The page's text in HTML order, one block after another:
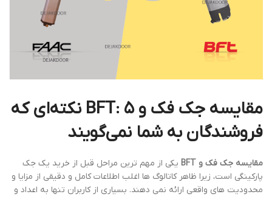
مقایسه جک فک و BFT: ۵ نکته‌ای که
فروشندگان به شما نمی‌گویند
مقایسه جک فک و BFT
یکی از مهم ترین مراحل قبل از خرید یک جک
پارکینگی است، زیرا ظاهر کاتالوگ ها اغلب اطلاعات کامل و دقیقی از مزایا و
محدودیت های واقعی ارائه نمی دهند. بسیاری از کاربران تنها به اعداد و